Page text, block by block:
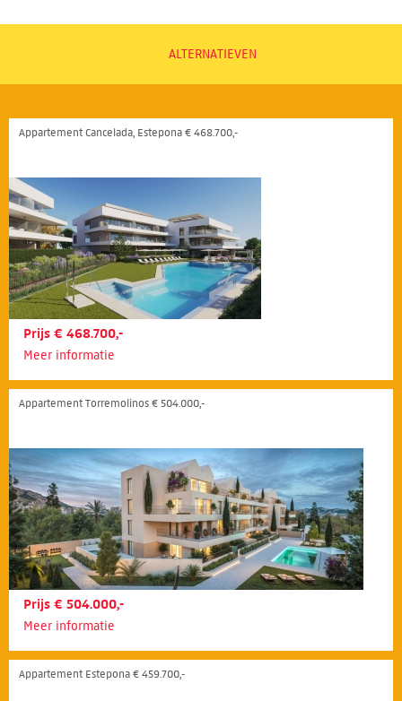
ALTERNATIEVEN
Appartement Cancelada, Estepona € 468.700,-
Prijs € 468.700,-
Meer informatie
Appartement Torremolinos € 504.000,-
Prijs € 504.000,-
Meer informatie
Appartement Estepona € 459.700,-